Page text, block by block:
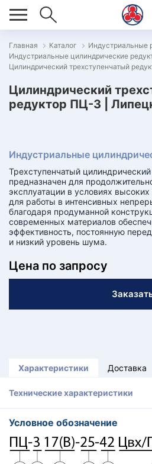
Главная Каталог
Индустриальные
Индустриальные цилиндрические
Цилиндрический трехступенчатый
Цилиндрический
редуктор ПЦ-3 |
Индустриальные
Трехступенчатый
предназначен для
эксплуатации в условиях
для работы в интенсивных
благодаря продуманной
современных материалов
эффективность, постоянную
и низкий уровень шума.
Цена по запросу
Характеристики Доставка
Технические характеристики
Условное обозначение